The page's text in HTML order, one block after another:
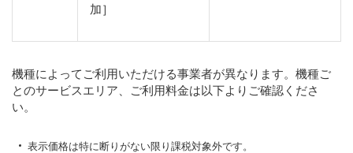
加］
機種によってご利用いただける事業者が異なります。機種ご
とのサービスエリア、ご利用料金は以下よりご確認くださ
い。
表示価格は特に断りがない限り課税対象外です。